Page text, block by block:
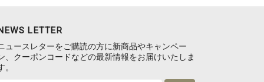
LETTER
ュースレターをご購読の方に新商品やキャンペー
、クーポンコードなどの最新情報をお届けいたしま
。